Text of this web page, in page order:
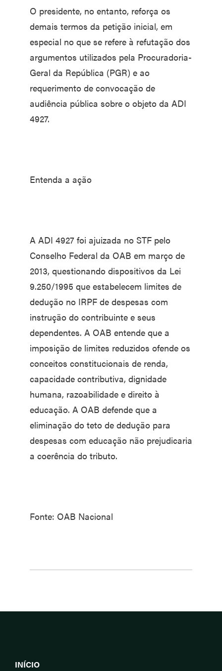
O presidente, no entanto, reforça os
demais termos da petição inicial, em
especial no que se refere à refutação dos
argumentos utilizados pela Procuradoria-
Geral da República (PGR) e ao
requerimento de convocação de
audiência pública sobre o objeto da ADI
4927.
Entenda a ação
A ADI 4927 foi ajuizada no STF pelo
Conselho Federal da OAB em março de
2013, questionando dispositivos da Lei
9.250/1995 que estabelecem limites de
dedução no IRPF de despesas com
instrução do contribuinte e seus
dependentes. A OAB entende que a
imposição de limites reduzidos ofende os
conceitos constitucionais de renda,
capacidade contributiva, dignidade
humana, razoabilidade e direito à
educação. A OAB defende que a
eliminação do teto de dedução para
despesas com educação não prejudicaria
a coerência do tributo.
Fonte: OAB Nacional
INÍCIO